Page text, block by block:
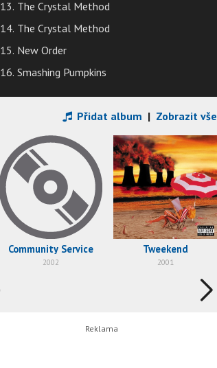
13. The Crystal Method
14. The Crystal Method
15. New Order
16. Smashing Pumpkins
Přidat album | Zobrazit vše
Community Service
2002
Tweekend
2001